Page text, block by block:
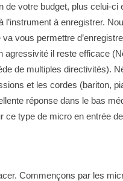
votre budget, plus celui-ci
à enregistrer.
vous permettre
il reste efficace
de multiples directivités).
et les cordes (bariton,
réponse dans le bas
ce type de micro en entrée
Commençons par les